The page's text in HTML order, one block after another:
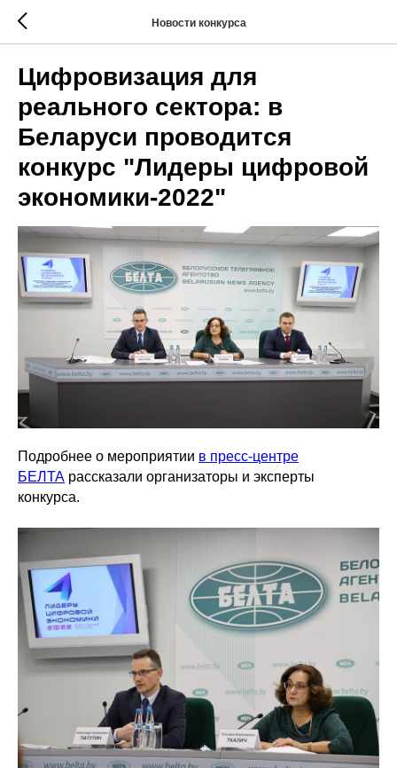
Новости конкурса
Цифровизация для
реального сектора: в
Беларуси проводится
конкурс "Лидеры цифровой
экономики-2022"
Подробнее о мероприятии в пресс-центре
БЕЛТА рассказали организаторы и эксперты
конкурса.